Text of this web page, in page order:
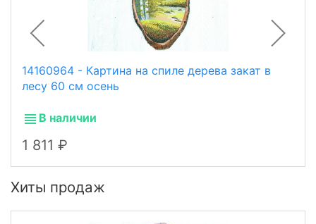
14160964 - Картина на спиле дерева закат в
лесу 60 см осень
В наличии
1 811
Хиты продаж